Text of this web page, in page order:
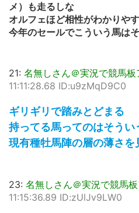
メ）も走るしな
オルフェほど相性がわかりや
今年のセールでこういう馬は
21: 名無しさん＠実況で競馬板
11:11:28.68 ID:u9zMqD9C0
ギリギリで踏みとどまる
持ってる馬ってのはそうい
現有種牡馬陣の層の薄さを
23: 名無しさん＠実況で競馬板
11:15:36.89 ID:zUlJv9LW0